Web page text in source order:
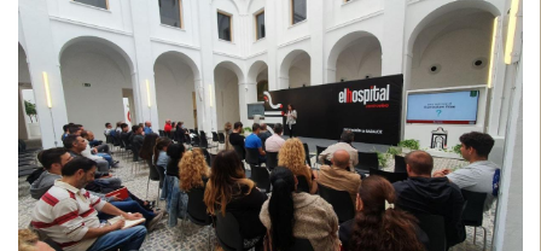
Día 31/10/2022 a las 00:00